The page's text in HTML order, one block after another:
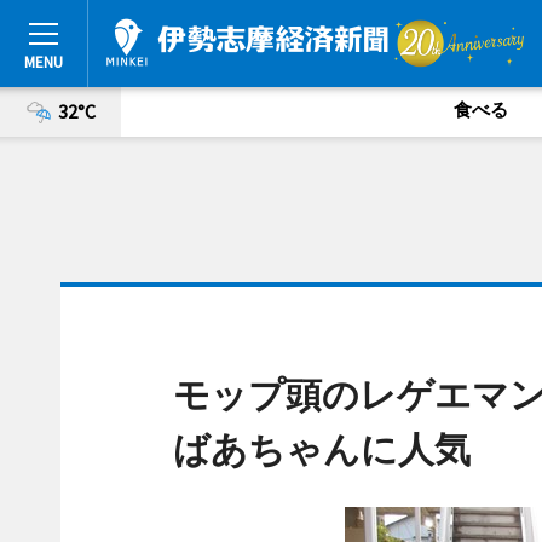
32°C 食べる
モップ頭のレゲエマ
ばあちゃんに人気